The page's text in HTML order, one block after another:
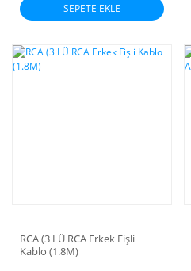
SEPETE EKLE
RCA (3 LÜ RCA Erkek Fişli
Kablo (1.8M)